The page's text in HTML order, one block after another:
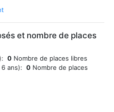
et nombre de places
0 Nombre de places libres
6 ans): 0 Nombre de places